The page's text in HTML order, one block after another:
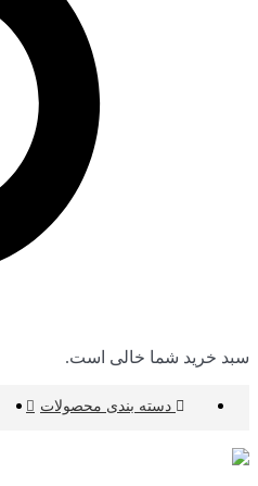
سبد خرید شما خالی است.
دسته بندی محصولات